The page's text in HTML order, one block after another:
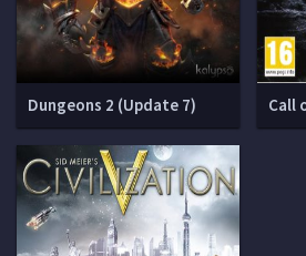
Dungeons 2 (Update 7)